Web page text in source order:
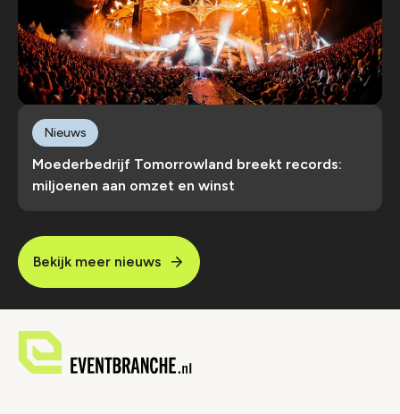
Moederbedrijf Tomorrowland breekt records:
miljoenen aan omzet en winst
Nieuws
Bekijk meer nieuws